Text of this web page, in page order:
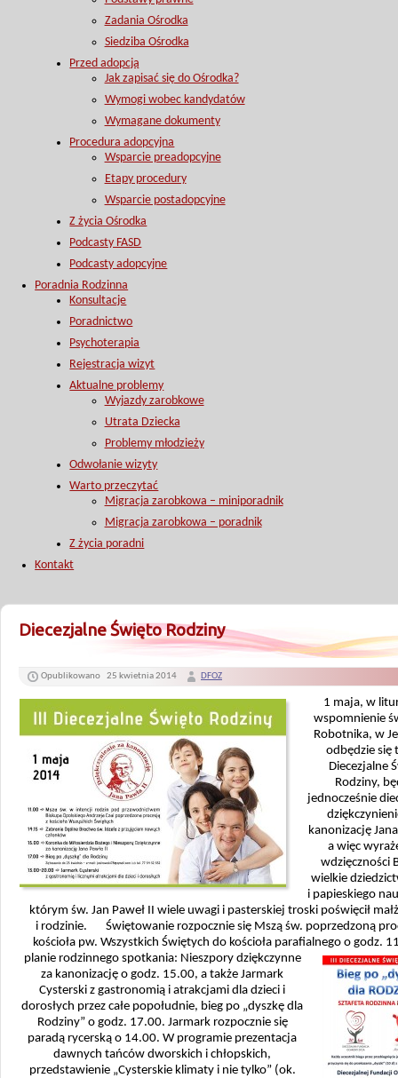
Zadania Ośrodka
Siedziba Ośrodka
Przed adopcją
Jak zapisać się do Ośrodka?
Wymogi wobec kandydatów
Wymagane dokumenty
Procedura adopcyjna
Wsparcie preadopcyjne
Etapy procedury
Wsparcie postadopcyjne
Z życia Ośrodka
Podcasty FASD
Podcasty adopcyjne
Poradnia Rodzinna
Konsultacje
Poradnictwo
Psychoterapia
Rejestracja wizyt
Aktualne problemy
Wyjazdy zarobkowe
Utrata Dziecka
Problemy młodzieży
Odwołanie wizyty
Warto przeczytać
Migracja zarobkowa – miniporadnik
Migracja zarobkowa – poradnik
Z życia poradni
Kontakt
Diecezjalne Święto Rodziny
Opublikowano 25 kwietnia 2014 DFOZ
1 maja, w
wspomnienie
Robotnika, w
odbędzie się
Diecezjalne
Rodziny,
jednocześnie
kanonizację
a więc
wdzięczności
wielkie
i papieskiego
którym św. Jan Paweł II wiele uwagi i pasterskiej troski poświęcił
i rodzinie. Świętowanie rozpocznie się Mszą św. poprzedzoną
kościoła pw. Wszystkich Świętych do kościoła parafialnego o godz.
planie rodzinnego spotkania: Nieszpory dziękczynne
za kanonizację o godz. 15.00, a także Jarmark
Cysterski z gastronomią i atrakcjami dla dzieci i
dorosłych przez całe popołudnie, bieg po „dyszkę dla
Rodziny” o godz. 17.00. Jarmark rozpocznie się
paradą rycerską o 14.00. W programie prezentacja
dawnych tańców dworskich i chłopskich,
przedstawienie „Cysterskie klimaty i nie tylko” (ok.